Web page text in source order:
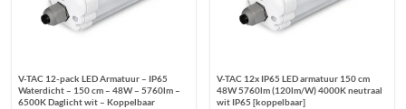
V-TAC 12-pack LED Armatuur – IP65
Waterdicht – 150 cm – 48W – 5760lm –
6500K Daglicht wit – Koppelbaar
V-TAC 12x IP65 LED armatuur 150 cm
48W 5760lm (120lm/W) 4000K neutraal
wit IP65 [koppelbaar]